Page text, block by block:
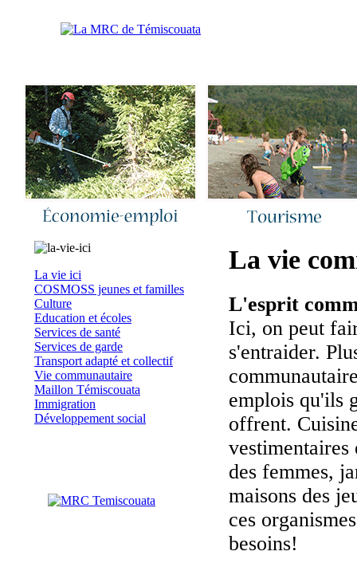
La vie ici
COSMOSS jeunes et familles
Culture
Education et écoles
Services de santé
Services de garde
Transport adapté et collectif
Vie communautaire
Maillon Témiscouata
Immigration
Développement social
La vie
L'esprit
Ici, on peut
s'entraider.
emplois qu'ils
offrent.
vestimentaires
des femmes,
maisons des
ces
besoins!